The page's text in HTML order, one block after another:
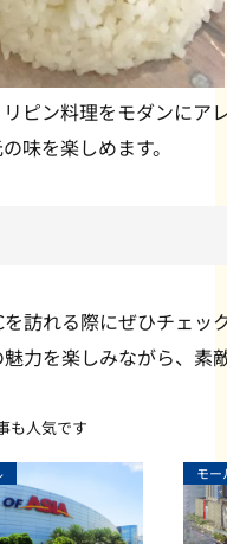
ピン料理をモダンにア
味を楽しめます。
訪れる際にぜひチェッ
力を楽しみながら、素
も人気です
モー